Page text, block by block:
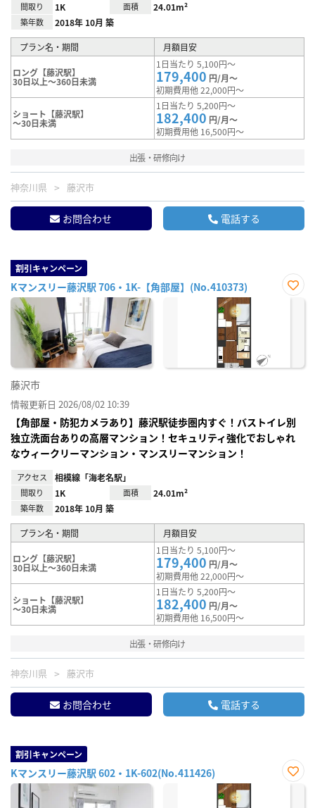
間取り 1K 面積 24.01m²
築年数 2018年 10月 築
プラン名・期間 月額目安
ロング【藤沢駅】
30日以上～360日未満
1日当たり 5,100円～
179,400 円/月～
初期費用他 22,000円～
ショート【藤沢駅】
～30日未満
1日当たり 5,200円～
182,400 円/月～
初期費用他 16,500円～
出張・研修向け
神奈川県 藤沢市
お問合わせ 電話する
割引キャンペーン
Kマンスリー藤沢駅 706・1K-【角部屋】(No.410373)
お気
藤沢市
情報更新日 2026/08/02 10:39
【角部屋・防犯カメラあり】藤沢駅徒歩圏内すぐ！バストイレ別
独立洗面台ありの高層マンション！セキュリティ強化でおしゃれ
なウィークリーマンション・マンスリーマンション！
アクセス 相模線「海老名駅」
間取り 1K 面積 24.01m²
築年数 2018年 10月 築
プラン名・期間 月額目安
ロング【藤沢駅】
30日以上～360日未満
1日当たり 5,100円～
179,400 円/月～
初期費用他 22,000円～
ショート【藤沢駅】
～30日未満
1日当たり 5,200円～
182,400 円/月～
初期費用他 16,500円～
出張・研修向け
神奈川県 藤沢市
お問合わせ 電話する
割引キャンペーン
Kマンスリー藤沢駅 602・1K-602(No.411426)
お気